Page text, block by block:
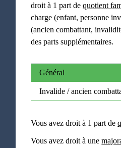
droit à 1 part dequotient
charge (enfant, personne
(ancien combattant,
des parts supplémentaires.
Général
Invalide / ancien
Vous avez droit à 1 part de
Vous avez droit à une